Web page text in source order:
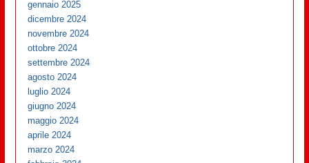
gennaio 2025
dicembre 2024
novembre 2024
ottobre 2024
settembre 2024
agosto 2024
luglio 2024
giugno 2024
maggio 2024
aprile 2024
marzo 2024